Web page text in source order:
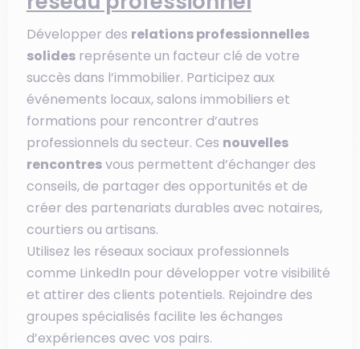
Développer des relations professionnelles
solidesreprésente un facteur clé de votre
succès dans l’immobilier. Participez aux
événements locaux, salons immobiliers et
formations pour rencontrer d’autres
professionnels du secteur. Ces nouvelles
rencontresvous permettent d’échanger des
conseils, de partager des opportunités et de
créer des partenariats durables avec notaires,
courtiers ou artisans.
Utilisez les réseaux sociaux professionnels
comme LinkedIn pour développer votre visibilité
et attirer des clients potentiels. Rejoindre des
groupes spécialisés facilite les échanges
d’expériences avec vos pairs.